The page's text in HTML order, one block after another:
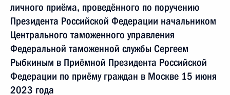
личного приёма, проведённого по поручению
Президента Российской Федерации начальником
Центрального таможенного управления
Федеральной таможенной службы Сергеем
Рыбкиным в Приёмной Президента Российской
Федерации по приёму граждан в Москве 15 июня
2023 года